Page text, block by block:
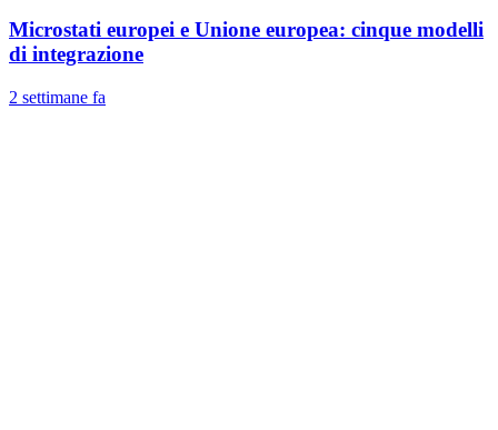
Microstati europei e Unione europea: cinque modelli
di integrazione
2 settimane fa